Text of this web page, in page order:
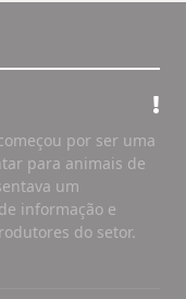
por ser uma
para animais de
um
informação e
do setor.